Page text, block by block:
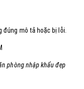
đúng mô tả hoặc bị lỗi.
phòng nhập khẩu đẹp